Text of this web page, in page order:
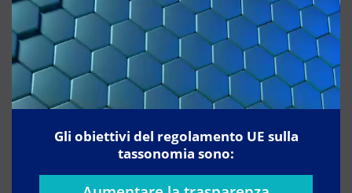
Gli obiettivi del regolamento UE sulla
tassonomia sono: